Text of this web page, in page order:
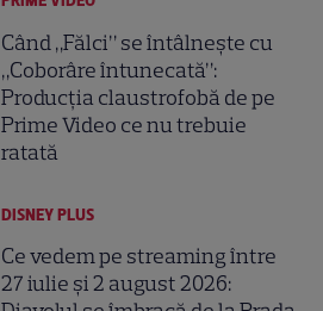
Când „Fălci” se întâlnește cu
„Coborâre întunecată”:
Producția claustrofobă de pe
Prime Video ce nu trebuie
ratată
DISNEY PLUS
Ce vedem pe streaming între
27 iulie și 2 august 2026: